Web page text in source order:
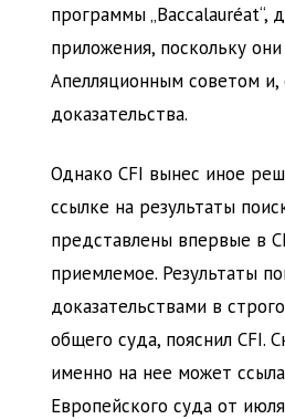
программы „Baccalauréat“,
приложения, поскольку
Апелляционным советом и,
доказательства.
Однако CFI вынес иное
ссылке на результаты
представлены впервые в
приемлемое. Результаты
доказательствами в
общего суда, пояснил CFI.
именно на нее может
Европейского суда от